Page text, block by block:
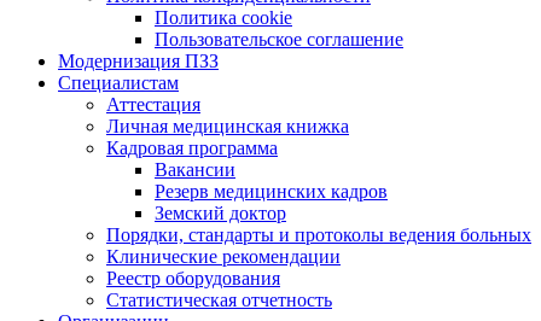
Политика cookie
Пользовательское соглашение
Модернизация ПЗЗ
Специалистам
Аттестация
Личная медицинская книжка
Кадровая программа
Вакансии
Резерв медицинских кадров
Земский доктор
Порядки, стандарты и протоколы ведения больных
Клинические рекомендации
Реестр оборудования
Статистическая отчетность